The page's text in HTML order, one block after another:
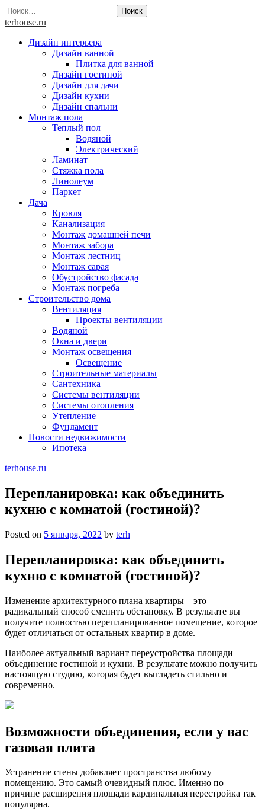
Skip
to
Найти:
terhouse.ru
Дизайн интерьера
Дизайн ванной
Плитка для ванной
Дизайн гостиной
Дизайн для дачи
Дизайн кухни
Дизайн спальни
Монтаж пола
Теплый пол
Водяной
Электрический
Ламинат
Стяжка пола
Линолеум
Паркет
Дача
Кровля
Канализация
Монтаж домашней печи
Монтаж забора
Монтаж лестниц
Монтаж сарая
Обустройство фасада
Монтаж погреба
Строительство дома
Вентиляция
Проекты вентиляции
Водяной
Окна и двери
Монтаж освещения
Освещение
Строительные материалы
Сантехника
Системы вентиляции
Системы отопления
Утепление
Фундамент
Новости недвижимости
Ипотека
terhouse.ru
Перепланировка: как объединить
кухню с комнатой (гостиной)?
Posted on 5 января, 2022 by terh
Перепланировка: как объединить
кухню с комнатой (гостиной)?
Изменение архитектурного плана квартиры – это
радикальный способ сменить обстановку. В результате вы
получите полностью перепланированное помещение, которое
будет отличаться от остальных квартир в доме.
Наиболее актуальный вариант переустройства площади –
объединение гостиной и кухни. В результате можно получить
настоящую студию, которая будет выглядеть стильно и
современно.
Возможности объединения, если у вас
газовая плита
Устранение стены добавляет пространства любому
помещению. Это самый очевидный плюс. Именно по
причине расширения площади кардинальная перестройка так
популярна.